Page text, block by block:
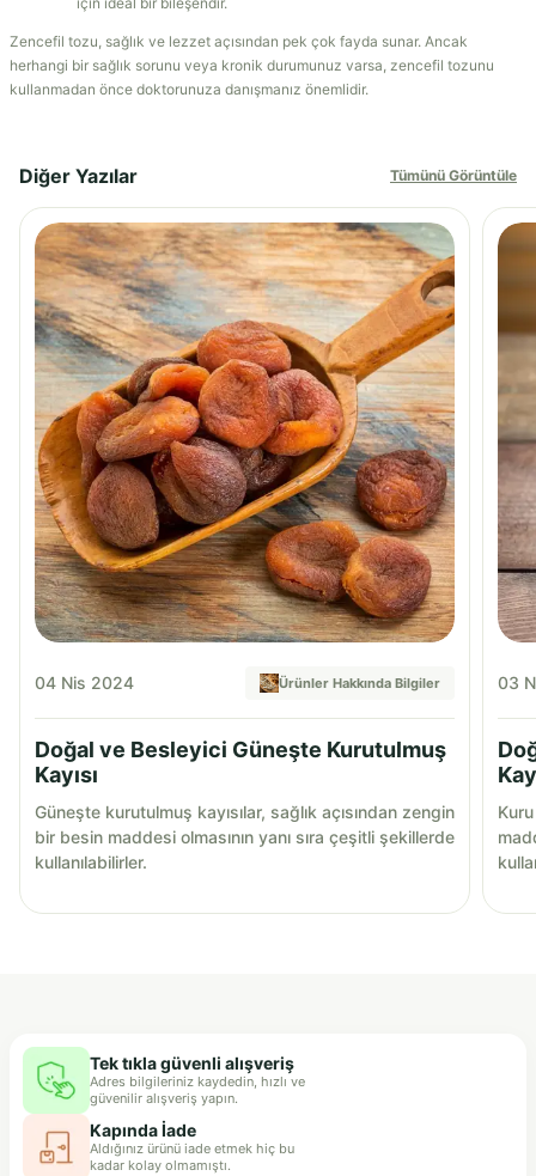
Zencefil tozu, sağlık ve lezzet açısından pek çok fayda sunar. Ancak
herhangi bir sağlık sorunu veya kronik durumunuz varsa, zencefil tozunu
kullanmadan önce doktorunuza danışmanız önemlidir.
Diğer Yazılar Tümünü Görüntüle
04 Nis 2024 Ürünler Hakkında Bilgiler
Doğal ve Besleyici Güneşte Kurutulmuş
Kayısı
Güneşte kurutulmuş kayısılar, sağlık açısından zengin
bir besin maddesi olmasının yanı sıra çeşitli şekillerde
kullanılabilirler.
03
Tek tıkla güvenli alışveriş
Adres bilgileriniz kaydedin, hızlı ve
güvenilir alışveriş yapın.
Kapında İade
Aldığınız ürünü iade etmek hiç bu
kadar kolay olmamıştı.